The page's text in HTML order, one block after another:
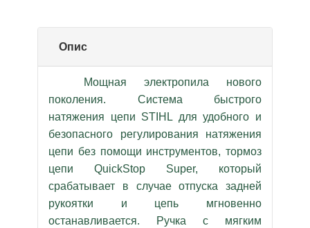
Опис
Мощная электропила нового
поколения. Система быстрого
натяжения цепи STIHL для удобного и
безопасного регулирования натяжения
цепи без помощи инструментов, тормоз
цепи QuickStop Super, который
срабатывает в случае отпуска задней
рукоятки и цепь мгновенно
останавливается. Ручка с мягким